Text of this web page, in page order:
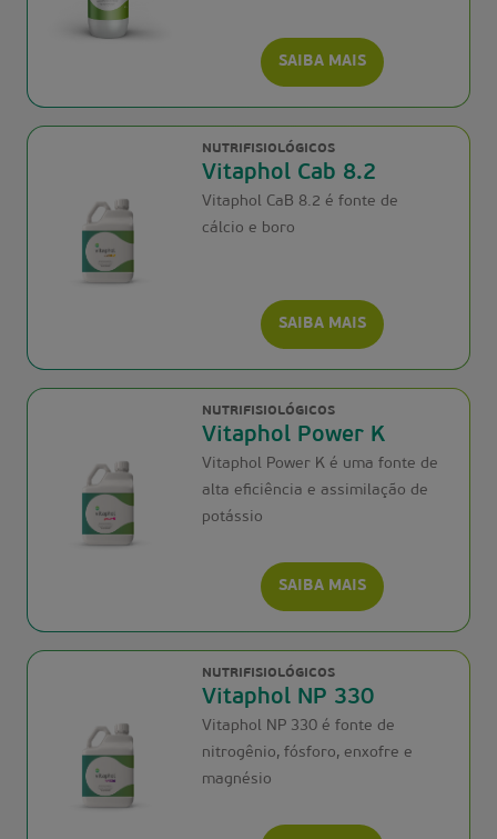
SAIBA MAIS
NUTRIFISIOLÓGICOS
Vitaphol Cab 8.2
Vitaphol CaB 8.2 é fonte de
cálcio e boro
SAIBA MAIS
NUTRIFISIOLÓGICOS
Vitaphol Power K
Vitaphol Power K é uma fonte de
alta eficiência e assimilação de
potássio
SAIBA MAIS
NUTRIFISIOLÓGICOS
Vitaphol NP 330
Vitaphol NP 330 é fonte de
nitrogênio, fósforo, enxofre e
magnésio